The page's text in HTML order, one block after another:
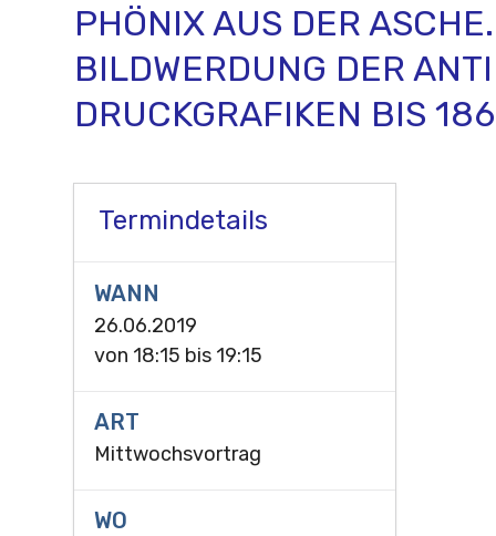
PHÖNIX AUS DER ASCHE.
BILDWERDUNG DER
DRUCKGRAFIKEN BIS
Termindetails
WANN
26.06.2019
von 18:15 bis 19:15
ART
Mittwochsvortrag
WO